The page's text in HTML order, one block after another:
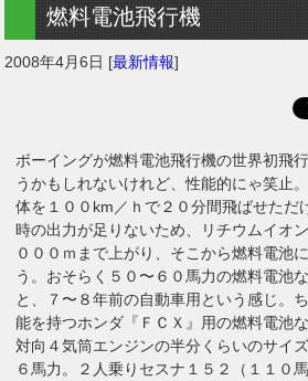
燃料電池飛行機
2008年4月6日 [最新情報]
ボーイングが燃料電池飛行機の世界初飛
うかもしれないけれど、性能的にゃ笑止
体を１００km／ｈで２０分間飛ばせただ
時の出力が足りないため、リチウムイオ
０００ｍまで上がり、そこから燃料電池
う。おそらく５０〜６０馬力の燃料電池
と、７〜８年前の自動車用という感じ。
能を持つホンダ『ＦＣＸ』用の燃料電池
対向４気筒エンジンの半分くらいのサイ
６馬力。２人乗りセスナ１５２（１１０